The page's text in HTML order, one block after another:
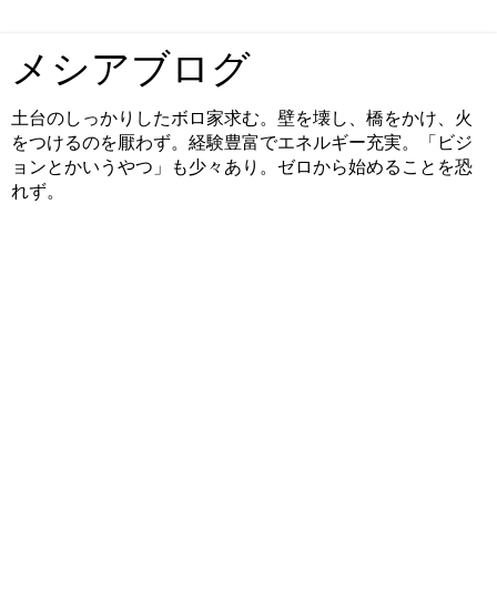
メシアブログ
土台のしっかりしたボロ家求む。壁を壊し、橋をかけ、火
をつけるのを厭わず。経験豊富でエネルギー充実。「ビジ
ョンとかいうやつ」も少々あり。ゼロから始めることを恐
れず。